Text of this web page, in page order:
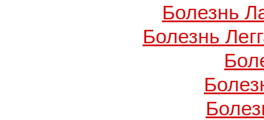
Болезнь
Болезнь